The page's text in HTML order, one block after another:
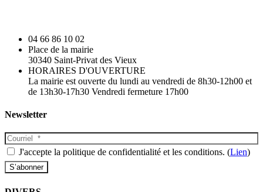
04 66 86 10 02
Place de la mairie
30340 Saint-Privat des Vieux
HORAIRES D'OUVERTURE
La mairie est ouverte du lundi au vendredi de 8h30-12h00 et
de 13h30-17h30 Vendredi fermeture 17h00
Newsletter
J'accepte la politique de confidentialité et les conditions. (Lien)